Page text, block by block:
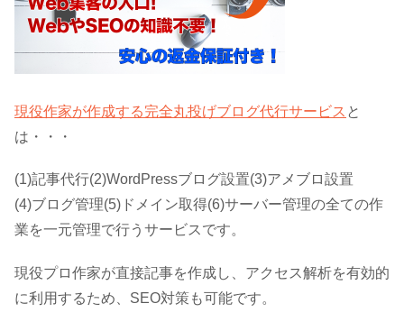
現役作家が作成する完全丸投げブログ代行サービス と
は・・・
(1)記事代行(2)WordPressブログ設置(3)アメブロ設置
(4)ブログ管理(5)ドメイン取得(6)サーバー管理の全ての作
業を一元管理で行うサービスです。
現役プロ作家が直接記事を作成し、アクセス解析を有効的
に利用するため、SEO対策も可能です。